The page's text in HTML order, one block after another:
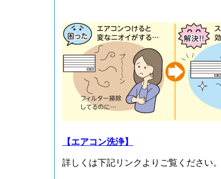
【エアコン洗浄】
詳しくは下記リンクよりご覧ください